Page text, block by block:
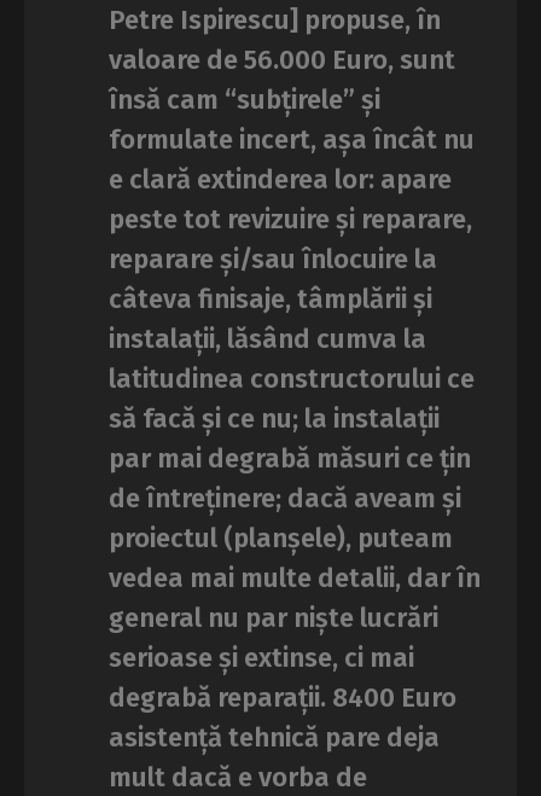
Petre Ispirescu] propuse, în
valoare de 56.000 Euro, sunt
însă cam “subțirele” și
formulate incert, așa încât nu
e clară extinderea lor: apare
peste tot revizuire și reparare,
reparare și/sau înlocuire la
câteva finisaje, tâmplării și
instalații, lăsând cumva la
latitudinea constructorului ce
să facă și ce nu; la instalații
par mai degrabă măsuri ce țin
de întreținere; dacă aveam și
proiectul (planșele), puteam
vedea mai multe detalii, dar în
general nu par niște lucrări
serioase și extinse, ci mai
degrabă reparații. 8400 Euro
asistență tehnică pare deja
mult dacă e vorba de